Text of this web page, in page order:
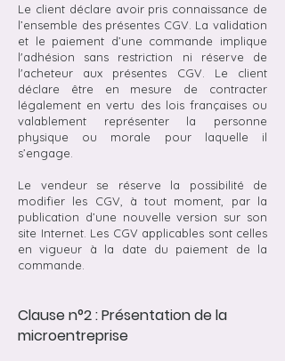
Le client déclare avoir pris connaissance de
l’ensemble des présentes CGV. La validation
et le paiement d’une commande implique
l'adhésion sans restriction ni réserve de
l'acheteur aux présentes CGV. Le client
déclare être en mesure de contracter
légalement en vertu des lois françaises ou
valablement représenter la personne
physique ou morale pour laquelle il
s’engage.
Le vendeur se réserve la possibilité de
modifier les CGV, à tout moment, par la
publication d’une nouvelle version sur son
site Internet. Les CGV applicables sont celles
en vigueur à la date du paiement de la
commande.
Clause n°2 : Présentation de la
microentreprise